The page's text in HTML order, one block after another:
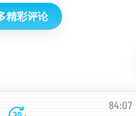
精彩评论
84:07